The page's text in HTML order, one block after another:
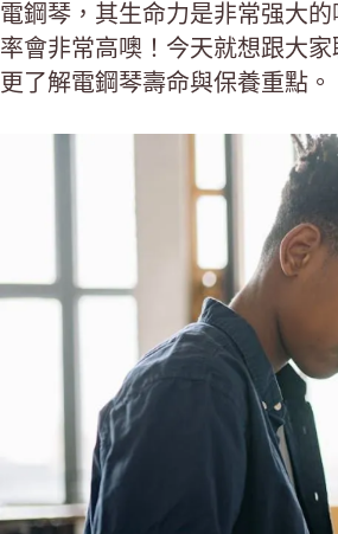
電鋼琴，其生命力是非常强大
率會非常高噢！今天就想跟大
更了解電鋼琴壽命與保養重點。